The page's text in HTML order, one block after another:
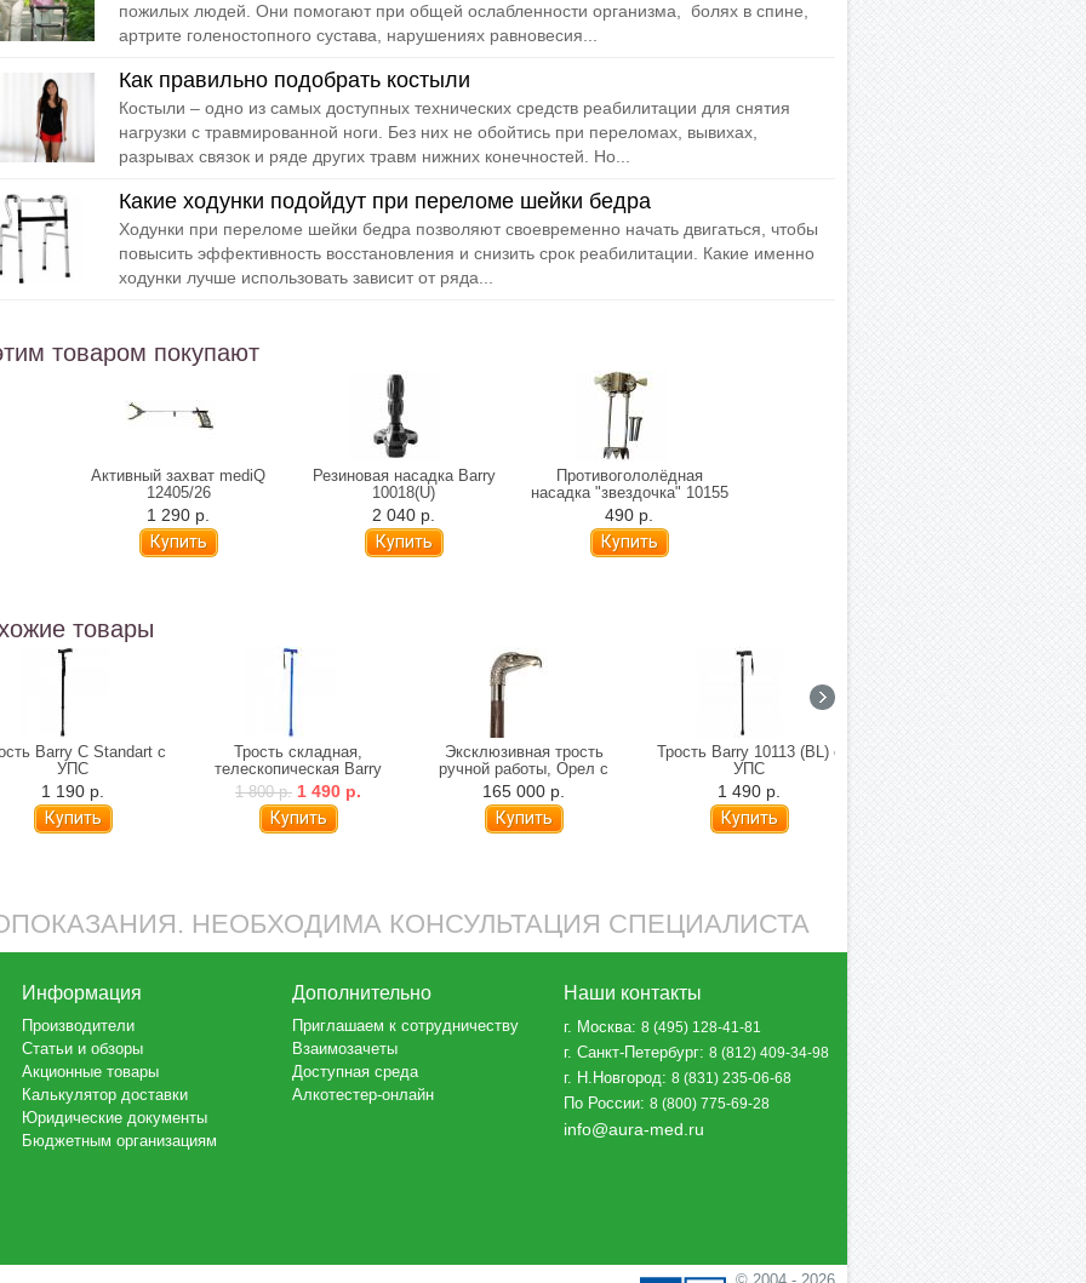
пожилых людей. Они помогают при общей ослабленности организма, болях в спине,
артрите голеностопного сустава, нарушениях равновесия...
Как правильно подобрать костыли
Костыли – одно из самых доступных технических средств реабилитации для снятия
нагрузки с травмированной ноги. Без них не обойтись при переломах, вывихах,
разрывах связок и ряде других травм нижних конечностей. Но...
Какие ходунки подойдут при переломе шейки бедра
Ходунки при переломе шейки бедра позволяют своевременно начать двигаться, чтобы
повысить эффективность восстановления и снизить срок реабилитации. Какие именно
ходунки лучше использовать зависит от ряда...
товаром покупают
Активный захват mediQ
12405/26
1 290 р.
Резиновая насадка Barry
10018(U)
2 040 р.
Противогололёдная
насадка "звездочка" 10155
490 р.
товары
Barry C Standart с
УПС
1 190 р.
Трость складная,
телескопическая Barry
10113
1 800 р. 1 490 р.
Эксклюзивная трость
ручной работы, Орел с
секретом
165 000 р.
Трость Barry 10113 (BL) с
УПС
1 490 р.
НЕОБХОДИМА КОНСУЛЬТАЦИЯ СПЕЦИАЛИСТА
Информация
Производители
Статьи и обзоры
Акционные товары
Калькулятор доставки
Юридические документы
Бюджетным организациям
Дополнительно
Приглашаем к сотрудничеству
Взаимозачеты
Доступная среда
Алкотестер-онлайн
Наши контакты
г. Москва:8 (495) 128-41-81
г. Санкт-Петербург:8 (812) 409-34-98
г. Н.Новгород:8 (831) 235-06-68
По России:8 (800) 775-69-28
info@aura-med.ru
© 2004 - 2026